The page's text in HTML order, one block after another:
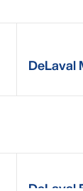
DeLaval